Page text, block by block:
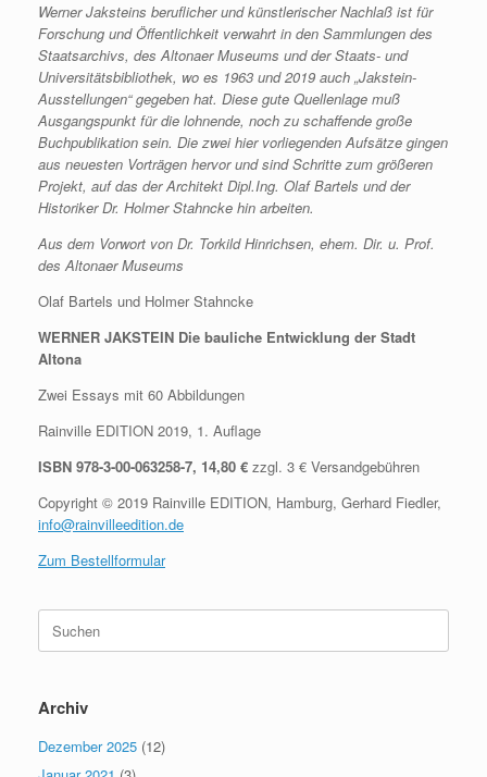
Werner Jaksteins beruflicher und künstlerischer Nachlaß ist für
Forschung und Öffentlichkeit verwahrt in den Sammlungen des
Staatsarchivs, des Altonaer Museums und der Staats- und
Universitätsbibliothek, wo es 1963 und 2019 auch „Jakstein-
Ausstellungen“ gegeben hat. Diese gute Quellenlage muß
Ausgangspunkt für die lohnende, noch zu schaffende große
Buchpublikation sein. Die zwei hier vorliegenden Aufsätze gingen
aus neuesten Vorträgen hervor und sind Schritte zum größeren
Projekt, auf das der Architekt Dipl.Ing. Olaf Bartels und der
Historiker Dr. Holmer Stahncke hin arbeiten.
Aus dem Vorwort von Dr. Torkild Hinrichsen, ehem. Dir. u. Prof.
des Altonaer Museums
Olaf Bartels und Holmer Stahncke
WERNER JAKSTEIN Die bauliche Entwicklung der Stadt
Altona
Zwei Essays mit 60 Abbildungen
Rainville EDITION 2019, 1. Auflage
ISBN 978-3-00-063258-7, 14,80 € zzgl. 3 € Versandgebühren
Copyright © 2019 Rainville EDITION, Hamburg, Gerhard Fiedler,
info@rainvilleedition.de
Zum Bestellformular
Suche
nach:
Archiv
Dezember 2025 (12)